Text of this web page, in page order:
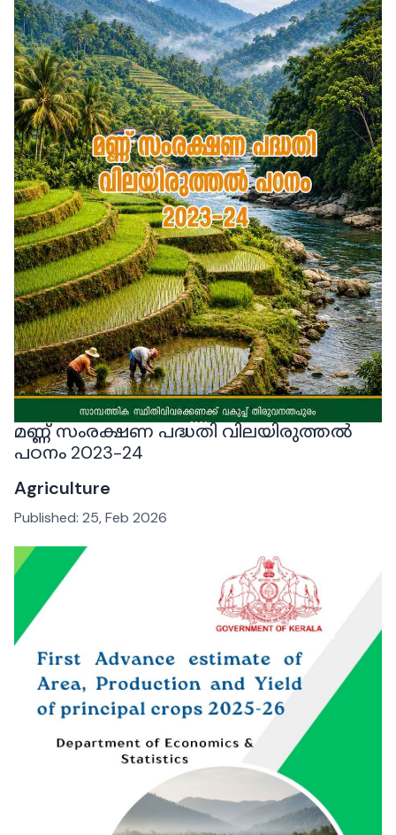
മണ്ണ് സംരക്ഷണ പദ്ധതി വിലയിരുത്തൽ
പഠനം 2023-24
Agriculture
Published: 25, Feb 2026